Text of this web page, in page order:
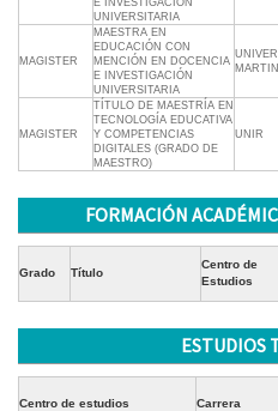
E INVESTIGACIÓN
UNIVERSITARIA
MAGISTER
MAESTRA EN
EDUCACIÓN CON
MENCIÓN EN DOCENCIA
E INVESTIGACIÓN
UNIVERSITARIA
MAGISTER
TÍTULO DE MAESTRÍA EN
TECNOLOGÍA EDUCATIVA
Y COMPETENCIAS
DIGITALES (GRADO DE
MAESTRO)
UNIR
FORMACIÓN
Grado Título
Centro de
Estudios
ESTUDIOS
Centro de estudios Carrera